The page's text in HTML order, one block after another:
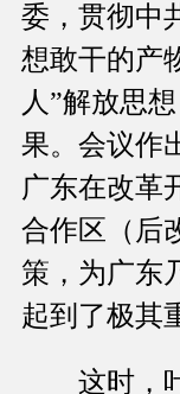
委，贯彻中
想敢干的产
人”解放思
果。会议作
广东在改革
合作区（后
策，为广东
起到了极其
这时，叶